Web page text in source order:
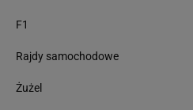
F1
Rajdy samochodowe
Żużel